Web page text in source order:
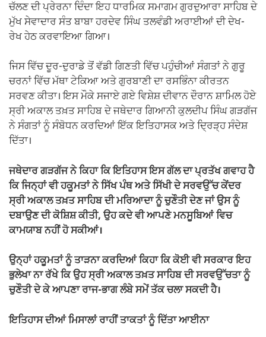
ਚੱਲਣ ਦੀ ਪ੍ਰੇਰਨਾ ਦਿੰਦਾ ਇਹ ਧਾਰਮਿਕ ਸਮਾਗਮ ਗੁਰਦੁਆਰਾ ਸਾਹਿਬ ਦੇ
ਮੁੱਖ ਸੇਵਾਦਾਰ ਸੰਤ ਬਾਬਾ ਹਰਦੇਵ ਸਿੰਘ ਤਲਵੰਡੀ ਅਰਾਈਆਂ ਦੀ ਦੇਖ-
ਰੇਖ ਹੇਠ ਕਰਵਾਇਆ ਗਿਆ।
ਜਿਸ ਵਿੱਚ ਦੂਰ-ਦੁਰਾਡੇ ਤੋਂ ਵੱਡੀ ਗਿਣਤੀ ਵਿੱਚ ਪਹੁੰਚੀਆਂ ਸੰਗਤਾਂ ਨੇ ਗੁਰੂ
ਚਰਨਾਂ ਵਿੱਚ ਮੱਥਾ ਟੇਕਿਆ ਅਤੇ ਗੁਰਬਾਣੀ ਦਾ ਰਸਭਿੰਨਾ ਕੀਰਤਨ
ਸਰਵਣ ਕੀਤਾ। ਇਸ ਮੌਕੇ ਸਜਾਏ ਗਏ ਵਿਸ਼ੇਸ਼ ਦੀਵਾਨ ਦੌਰਾਨ ਸ਼ਾਮਿਲ ਹੋਏ
ਸ੍ਰੀ ਅਕਾਲ ਤਖ਼ਤ ਸਾਹਿਬ ਦੇ ਜਥੇਦਾਰ ਗਿਆਨੀ ਕੁਲਦੀਪ ਸਿੰਘ ਗੜਗੱਜ
ਨੇ ਸੰਗਤਾਂ ਨੂੰ ਸੰਬੋਧਨ ਕਰਦਿਆਂ ਇੱਕ ਇਤਿਹਾਸਕ ਅਤੇ ਦ੍ਰਿੜ੍ਹ ਸੰਦੇਸ਼
ਦਿੱਤਾ।
ਜਥੇਦਾਰ ਗੜਗੱਜ ਨੇ ਕਿਹਾ ਕਿ ਇਤਿਹਾਸ ਇਸ ਗੱਲ ਦਾ ਪ੍ਰਤੱਖ ਗਵਾਹ ਹੈ
ਕਿ ਜਿਨ੍ਹਾਂ ਵੀ ਹਕੂਮਤਾਂ ਨੇ ਸਿੱਖ ਪੰਥ ਅਤੇ ਸਿੱਖੀ ਦੇ ਸਰਵਉੱਚ ਕੇਂਦਰ
ਸ੍ਰੀ ਅਕਾਲ ਤਖ਼ਤ ਸਾਹਿਬ ਦੀ ਮਰਿਆਦਾ ਨੂੰ ਚੁਣੌਤੀ ਦੇਣ ਜਾਂ ਉਸ ਨੂੰ
ਦਬਾਉਣ ਦੀ ਕੋਸ਼ਿਸ਼ ਕੀਤੀ, ਉਹ ਕਦੇ ਵੀ ਆਪਣੇ ਮਨਸੂਬਿਆਂ ਵਿਚ
ਕਾਮਯਾਬ ਨਹੀਂ ਹੋ ਸਕੀਆਂ।
ਉਨ੍ਹਾਂ ਹਕੂਮਤਾਂ ਨੂੰ ਤਾੜਨਾ ਕਰਦਿਆਂ ਕਿਹਾ ਕਿ ਕੋਈ ਵੀ ਸਰਕਾਰ ਇਹ
ਭੁਲੇਖਾ ਨਾ ਰੱਖੇ ਕਿ ਉਹ ਸ੍ਰੀ ਅਕਾਲ ਤਖ਼ਤ ਸਾਹਿਬ ਦੀ ਸਰਵਉੱਚਤਾ ਨੂੰ
ਚੁਣੌਤੀ ਦੇ ਕੇ ਆਪਣਾ ਰਾਜ-ਭਾਗ ਲੰਬੇ ਸਮੇਂ ਤੱਕ ਚਲਾ ਸਕਦੀ ਹੈ।
ਇਤਿਹਾਸ ਦੀਆਂ ਮਿਸਾਲਾਂ ਰਾਹੀਂ ਤਾਕਤਾਂ ਨੂੰ ਦਿੱਤਾ ਆਈਨਾ